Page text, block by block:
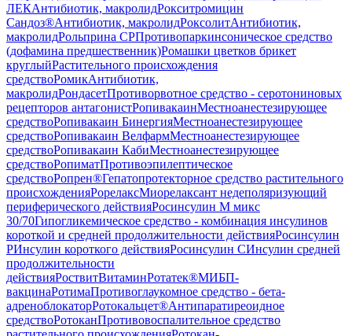
ЛЕКАнтибиотик, макролидРокситромицин
Сандоз®Антибиотик, макролидРоксолитАнтибиотик,
макролидРольприна СРПротивопаркинсоническое средство
(дофамина предшественник)Ромашки цветков брикет
круглыйРастительного происхождения
средствоРомикАнтибиотик,
макролидРондасетПротиворвотное средство - серотониновых
рецепторов антагонистРопивакаинМестноанестезирующее
средствоРопивакаин БинергияМестноанестезирующее
средствоРопивакаин ВелфармМестноанестезирующее
средствоРопивакаин КабиМестноанестезирующее
средствоРопиматПротивоэпилептическое
средствоРопрен®Гепатопротекторное средство растительного
происхожденияРорелаксМиорелаксант недеполяризующий
периферического действияРосинсулин М микс
30/70Гипогликемическое средство - комбинация инсулинов
короткой и средней продолжительности действияРосинсулин
РИнсулин короткого действияРосинсулин СИнсулин средней
продолжительности
действияРоствитВитаминРотатек®МИБП-
вакцинаРотимаПротивоглаукомное средство - бета-
адреноблокаторРотокальцет®Антипаратиреоидное
средствоРотоканПротивовоспалительное средство